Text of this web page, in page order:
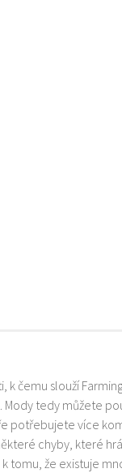
čemu slouží
tedy můžete
potřebujete více
chyby, které
tomu, že existuje